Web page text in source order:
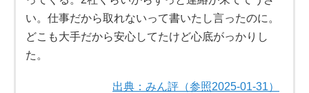
い。仕事だから取れないって書いたし言ったのに。
どこも大手だから安心してたけど心底がっかりし
た。
出典：みん評（参照2025-01-31）